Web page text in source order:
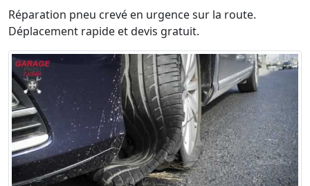
Réparation pneu crevé en urgence sur la route.
Déplacement rapide et devis gratuit.